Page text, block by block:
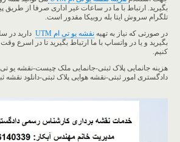
بگیرید. ارتباط با ما در ساعات غیر اداری صرفا از
تلگرام سروش ایتا بله روبیکا مقدور است.
در صورتی که نیاز به تهیه نقشه یو تی ام UTM
دارید در
بگیرید و یا در واتساپ با ما ارتباط بگیرید تا در اسرع
کنیم.​
هزینه جانمایی پلاک ثبتی-جانمایی ملک چیست-نقشه یو
دادگستری امور ثبتی-نقشه هوایی پلاک ثبتی-دانلود نقشه